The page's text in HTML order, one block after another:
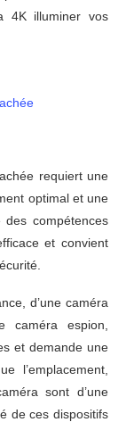
4K illuminer vos
requiert une
optimal et une
compétences
et convient
d’une caméra
caméra espion,
et demande une
l’emplacement,
sont d’une
de ces dispositifs